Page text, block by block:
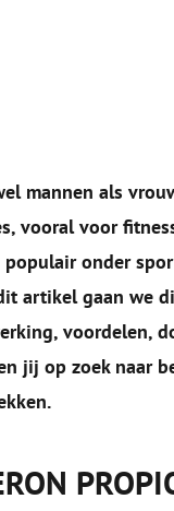
mannen als
vooral voor
onder
artikel gaan we
voordelen,
jij op zoek naar